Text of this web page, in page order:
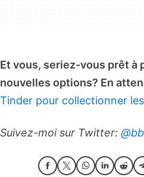
Et vous, seriez-vous prêt à
nouvelles options? En
Tinder pour collectionner
Suivez-moi sur Twitter: